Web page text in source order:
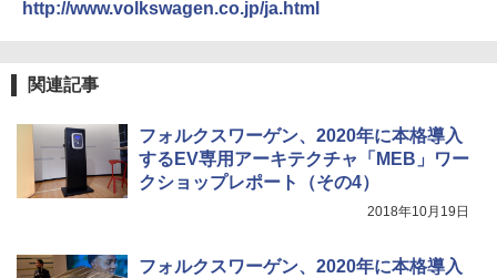
http://www.volkswagen.co.jp/ja.html
関連記事
フォルクスワーゲン、2020年に本格導入
するEV専用アーキテクチャ「MEB」ワー
クショップレポート（その4）
2018年10月19日
フォルクスワーゲン、2020年に本格導入